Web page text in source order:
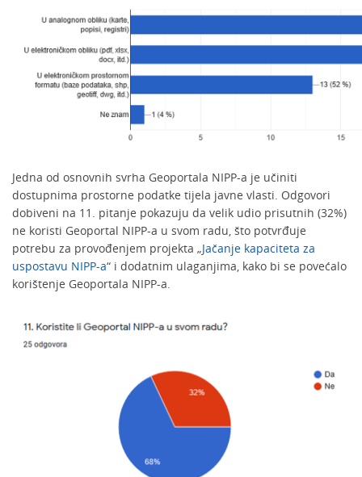
Jedna od osnovnih svrha Geoportala NIPP-a je učiniti
dostupnima prostorne podatke tijela javne vlasti. Odgovori
dobiveni na 11. pitanje pokazuju da velik udio prisutnih (32%)
ne koristi Geoportal NIPP-a u svom radu, što potvrđuje
potrebu za provođenjem projekta „Jačanje kapaciteta za
uspostavu NIPP-a“ i dodatnim ulaganjima, kako bi se povećalo
korištenje Geoportala NIPP-a.